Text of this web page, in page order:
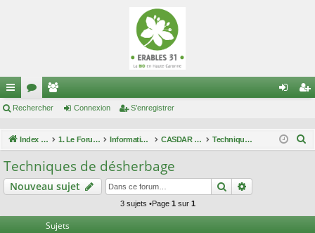
cc
ra
pi
de
or
m
s
e
br
es
xi eg
r
Rechercher Connexion S’enregistrer
Index du forum 1. Le Forum des maraîchers Informations techniques CASDAR maîtrise enherbement Techniques de désherbage
r
Techniques de désherbage
Nouveau sujet Rechercher
3 sujets •Page 1 sur 1
Sujets